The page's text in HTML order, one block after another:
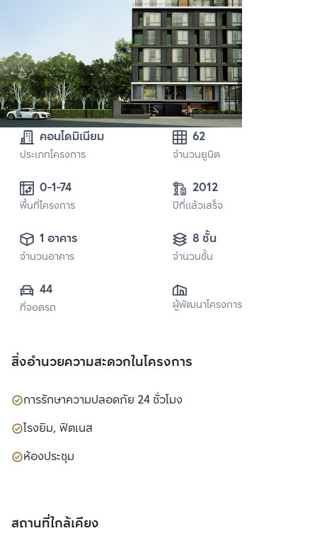
คอนโดมิเนียม
ประเภทโครงการ
62
จำนวนยูนิต
0-1-74
พื้นที่โครงการ
2012
ปีที่แล้วเสร็จ
1 อาคาร
จำนวนอาคาร
8 ชั้น
จำนวนชั้น
44
ที่จอดรถ ผู้พัฒนาโครงการ
สิ่งอำนวยความสะดวกในโครงการ
การรักษาความปลอดภัย 24 ชั่วโมง
โรงยิม, ฟิตเนส
ห้องประชุม
สถานที่ใกล้เคียง